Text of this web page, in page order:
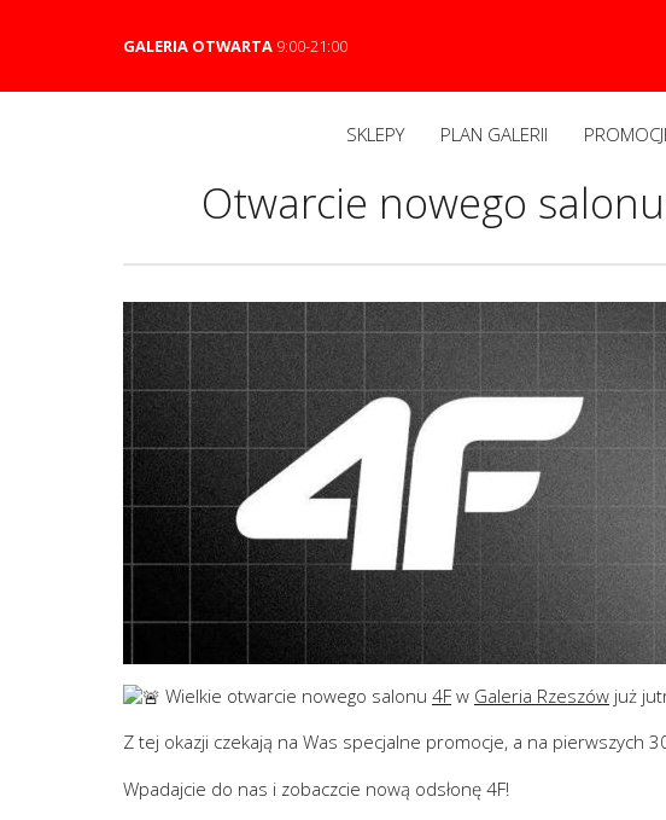
GALERIA OTWARTA 9:00-21:00
SKLEPY PLAN GALERII
Otwarcie nowego
Wielkie otwarcie nowego salonu 4F w Galeria Rzeszów już
Z tej okazji czekają na Was specjalne promocje, a na pierwszych
Wpadajcie do nas i zobaczcie nową odsłonę 4F!